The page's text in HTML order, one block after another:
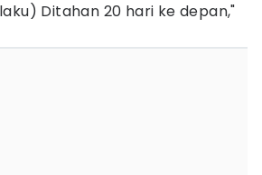
Ditahan 20 hari ke depan,"